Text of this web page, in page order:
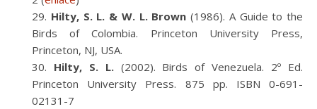
Hilty, S. L. & W. L. Brown (1986). A Guide to the
Birds of Colombia. Princeton University Press,
Princeton, NJ, USA.
Hilty, S. L.(2002). Birds of Venezuela. 2º Ed.
Princeton University Press. 875 pp. ISBN 0-691-
02131-7